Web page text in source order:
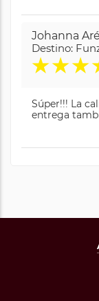
Johanna
Destino:
★★★
Súper!!! La
entrega